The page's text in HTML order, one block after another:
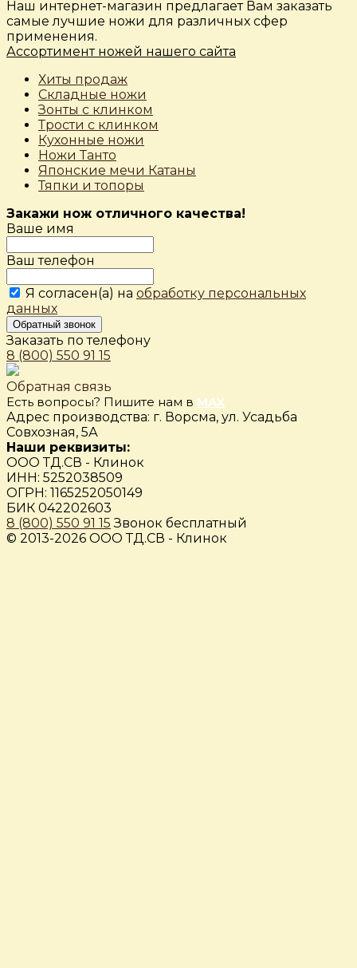
Наш интернет-магазин предлагает Вам заказать
самые лучшие ножи для различных сфер
применения.
Ассортимент ножей нашего сайта
Хиты продаж
Складные ножи
Зонты с клинком
Трости с клинком
Кухонные ножи
Ножи Танто
Японские мечи Катаны
Тяпки и топоры
Закажи нож отличного качества!
Ваше имя
Ваш телефон
Я согласен(а) на обработку персональных
данных
Обратный звонок
Заказать по телефону
8 (800) 550 91 15
Обратная связь
Есть вопросы? Пишите нам в MAX
Адрес производства: г. Ворсма, ул. Усадьба
Совхозная, 5А
Наши реквизиты:
ООО ТД.СВ - Клинок
ИНН: 5252038509
ОГРН: 1165252050149
БИК 042202603
8 (800) 550 91 15 Звонок бесплатный
© 2013-2026 ООО ТД.СВ - Клинок